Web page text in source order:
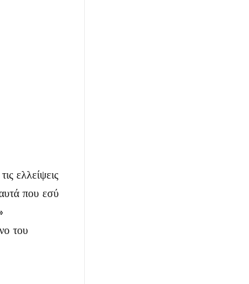
ελλείψεις
που εσύ
του